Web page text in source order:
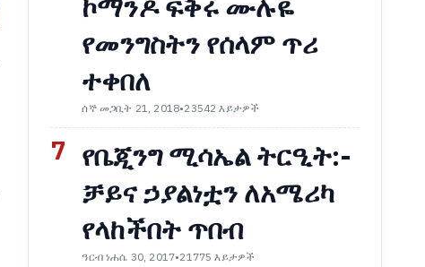
ኮማንዶ ፍቅሩ ሙሉዬ
የመንግስትን የሰላም ጥሪ
ተቀበለ
ሰኞ መጋቢት 21, 2018•23542 እይታዎች
7 የቤጂንግ ሚሳኤል ትርዒት:-
ቻይና ኃያልነቷን ለአሜሪካ
የላከችበት ጥበብ
ዓርብ ነሐሴ 30, 2017•21775 እይታዎች